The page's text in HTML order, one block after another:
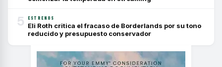
5 ESTRENOS
Eli Roth critica el fracaso de Borderlands por su tono
reducido y presupuesto conservador